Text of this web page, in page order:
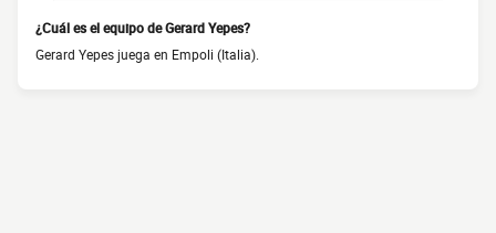
¿Cuál es el equipo de Gerard Yepes?
Gerard Yepes juega en Empoli (Italia).